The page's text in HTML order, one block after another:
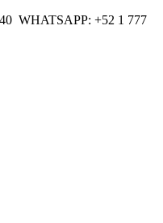
WHATSAPP: +52 1 777